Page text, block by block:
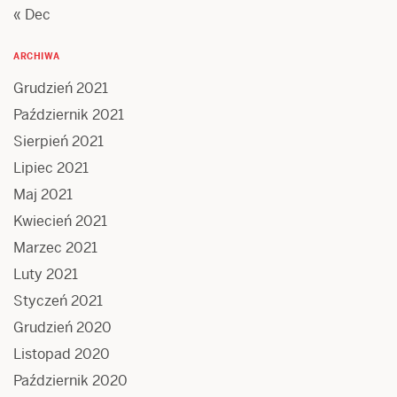
« Dec
ARCHIWA
Grudzień 2021
Październik 2021
Sierpień 2021
Lipiec 2021
Maj 2021
Kwiecień 2021
Marzec 2021
Luty 2021
Styczeń 2021
Grudzień 2020
Listopad 2020
Październik 2020